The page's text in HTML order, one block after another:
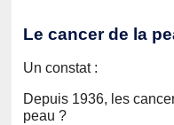
Le cancer de la
Un constat :
Depuis 1936, les
peau ?